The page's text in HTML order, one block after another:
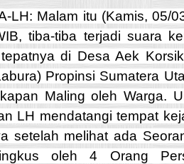
LH: Malam itu (Kamis, 05/
tiba-tiba terjadi suara
di Desa Aek
Propinsi Sumatera
Maling oleh Warga.
LH mendatangi tempat
setelah melihat ada
oleh 4 Orang